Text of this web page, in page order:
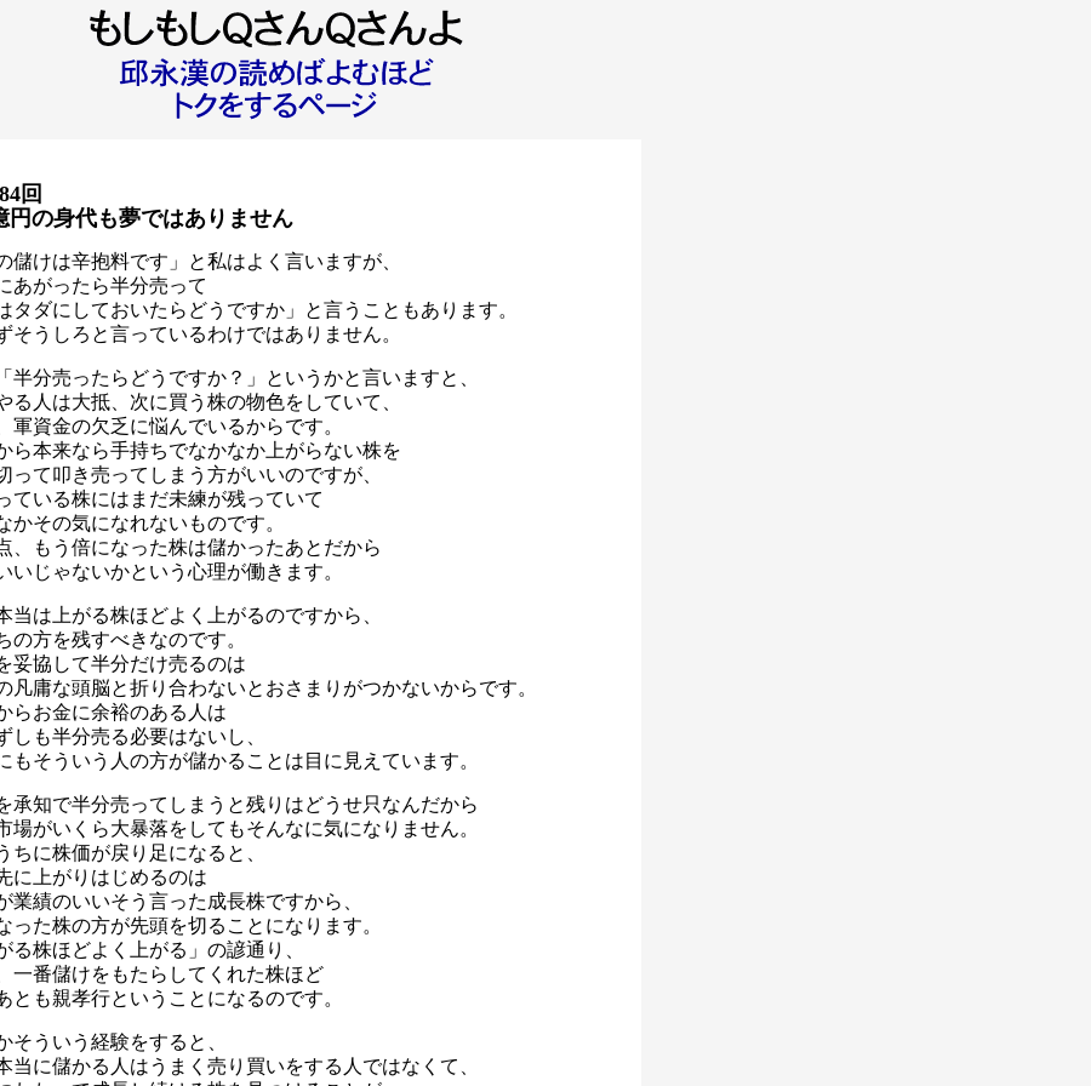
回
円の身代も夢ではありません
儲けは辛抱料です」と私はよく言いますが、
あがったら半分売って
タダにしておいたらどうですか」と言うこともあります。
そうしろと言っているわけではありません。
半分売ったらどうですか？」というかと言いますと、
る人は大抵、次に買う株の物色をしていて、
軍資金の欠乏に悩んでいるからです。
ら本来なら手持ちでなかなか上がらない株を
って叩き売ってしまう方がいいのですが、
ている株にはまだ未練が残っていて
かその気になれないものです。
、もう倍になった株は儲かったあとだから
いじゃないかという心理が働きます。
当は上がる株ほどよく上がるのですから、
の方を残すべきなのです。
妥協して半分だけ売るのは
凡庸な頭脳と折り合わないとおさまりがつかないからです。
らお金に余裕のある人は
しも半分売る必要はないし、
もそういう人の方が儲かることは目に見えています。
承知で半分売ってしまうと残りはどうせ只なんだから
場がいくら大暴落をしてもそんなに気になりません。
ちに株価が戻り足になると、
に上がりはじめるのは
業績のいいそう言った成長株ですから、
った株の方が先頭を切ることになります。
る株ほどよく上がる」の諺通り、
一番儲けをもたらしてくれた株ほど
とも親孝行ということになるのです。
そういう経験をすると、
当に儲かる人はうまく売り買いをする人ではなくて、